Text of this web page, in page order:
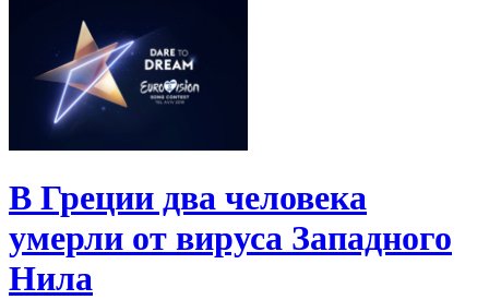
В Греции два человека
умерли от вируса Западного
Нила